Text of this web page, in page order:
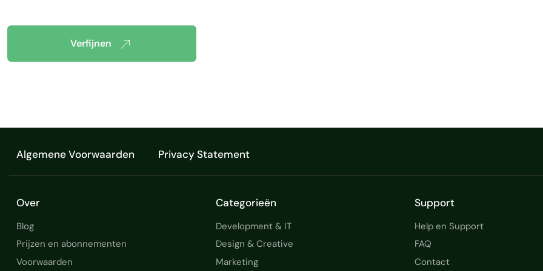
Verfijnen
Algemene Voorwaarden Privacy Statement
Over
Blog
Prijzen en abonnementen
Voorwaarden
Categorieën
Development & IT
Design & Creative
Marketing
Support
Help en Support
FAQ
Contact